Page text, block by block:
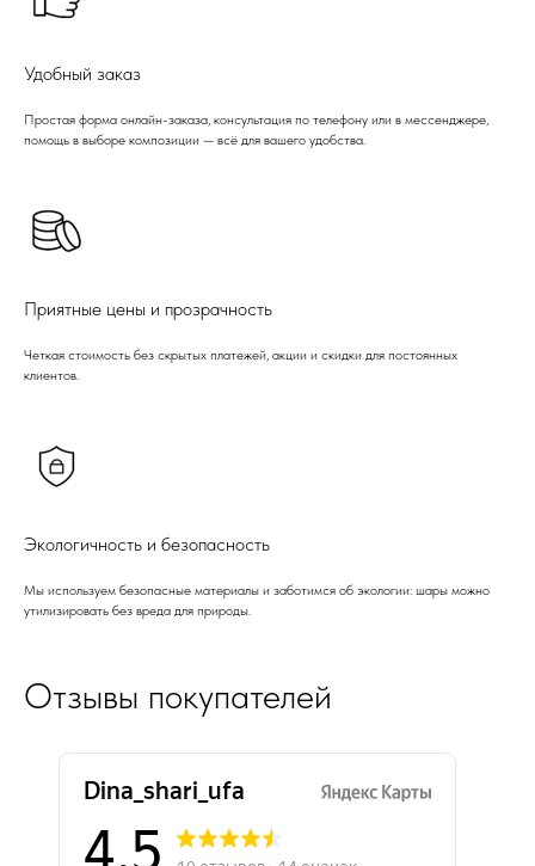
Удобный заказ
Простая форма онлайн-заказа, консультация по телефону или в мессенджере,
помощь в выборе композиции — всё для вашего удобства.
Приятные цены и прозрачность
Четкая стоимость без скрытых платежей, акции и скидки для постоянных
клиентов.
Экологичность и безопасность
Мы используем безопасные материалы и заботимся об экологии: шары можно
утилизировать без вреда для природы.
Отзывы покупателей